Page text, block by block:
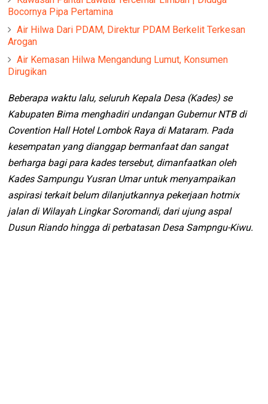
Bocornya Pipa Pertamina
Air Hilwa Dari PDAM, Direktur PDAM Berkelit Terkesan
Arogan
Air Kemasan Hilwa Mengandung Lumut, Konsumen
Dirugikan
Beberapa waktu lalu, seluruh Kepala Desa (Kades) se
Kabupaten Bima menghadiri undangan Gubernur NTB di
Covention Hall Hotel Lombok Raya di Mataram. Pada
kesempatan yang dianggap bermanfaat dan sangat
berharga bagi para kades tersebut, dimanfaatkan oleh
Kades Sampungu Yusran Umar untuk menyampaikan
aspirasi terkait belum dilanjutkannya pekerjaan hotmix
jalan di Wilayah Lingkar Soromandi, dari ujung aspal
Dusun Riando hingga di perbatasan Desa Sampngu-Kiwu.